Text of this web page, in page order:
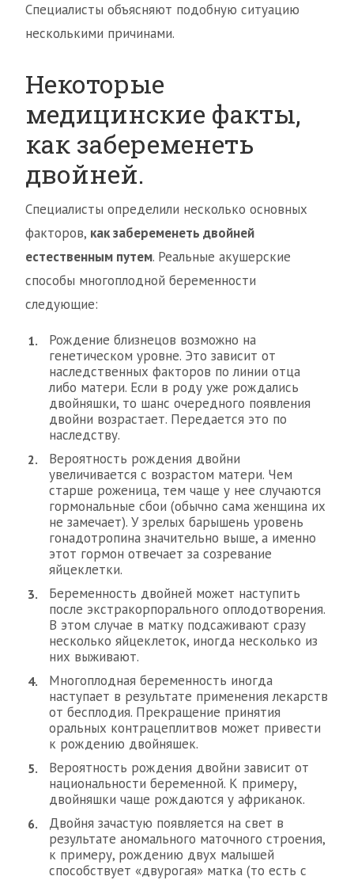
Специалисты объясняют подобную ситуацию
несколькими причинами.
Некоторые
медицинские факты,
как забеременеть
двойней.
Специалисты определили несколько основных
факторов, как забеременеть двойней
естественным путем. Реальные акушерские
способы многоплодной беременности
следующие:
Рождение близнецов возможно на
генетическом уровне. Это зависит от
наследственных факторов по линии отца
либо матери. Если в роду уже рождались
двойняшки, то шанс очередного появления
двойни возрастает. Передается это по
наследству.
Вероятность рождения двойни
увеличивается с возрастом матери. Чем
старше роженица, тем чаще у нее случаются
гормональные сбои (обычно сама женщина их
не замечает). У зрелых барышень уровень
гонадотропина значительно выше, а именно
этот гормон отвечает за созревание
яйцеклетки.
Беременность двойней может наступить
после экстракорпорального оплодотворения.
В этом случае в матку подсаживают сразу
несколько яйцеклеток, иногда несколько из
них выживают.
Многоплодная беременность иногда
наступает в результате применения лекарств
от бесплодия. Прекращение принятия
оральных контрацеплитвов может привести
к рождению двойняшек.
Вероятность рождения двойни зависит от
национальности беременной. К примеру,
двойняшки чаще рождаются у африканок.
Двойня зачастую появляется на свет в
результате аномального маточного строения,
к примеру, рождению двух малышей
способствует «двурогая» матка (то есть с